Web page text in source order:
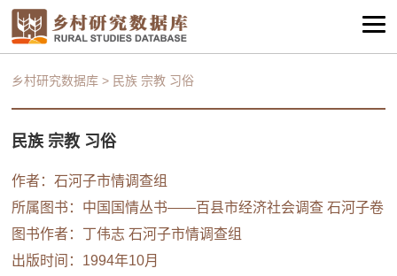
乡村研究数据库 > 民族 宗教 习俗
民族 宗教 习俗
作者：石河子市情调查组
所属图书： 中国国情丛书——百县市经济社会调查 石河子卷
图书作者：丁伟志 石河子市情调查组
出版时间：1994年10月